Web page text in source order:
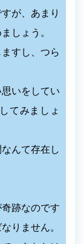
が、あまり
しょう。
すし、つら
いをしてい
てみましょ
んて存在し
跡なのです
りません。